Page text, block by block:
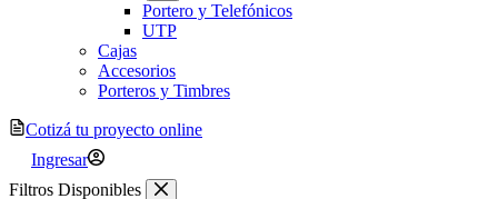
Portero y Telefónicos
UTP
Cajas
Accesorios
Porteros y Timbres
Cotizá tu proyecto online
Ingresar
Filtros Disponibles